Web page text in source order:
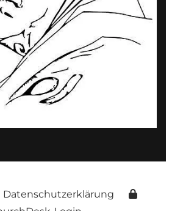
Datenschutzerklärung